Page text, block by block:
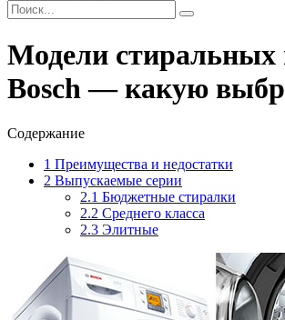
Модели
Bosch — какую
Содержание
1 Преимущества и недостатки
2 Выпускаемые серии
2.1 Бюджетные стиралки
2.2 Среднего класса
2.3 Элитные